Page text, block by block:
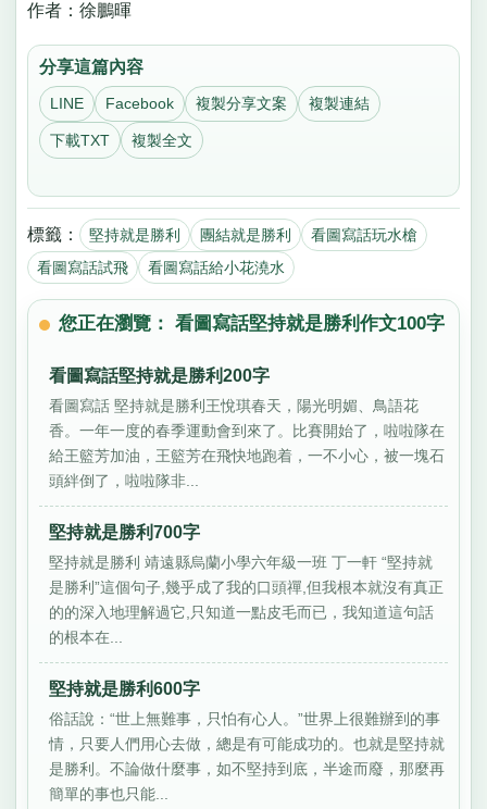
作者：徐鵬暉
分享這篇內容
LINE Facebook 複製分享文案 複製連結
下載TXT 複製全文
標籤： 堅持就是勝利 團結就是勝利
看圖寫話玩水槍
看圖寫話試飛
看圖寫話給小花澆水
您正在瀏覽： 看圖寫話堅持就是勝利作文100字
看圖寫話堅持就是勝利200字
看圖寫話 堅持就是勝利王悅琪春天，陽光明媚、鳥語花
香。一年一度的春季運動會到來了。比賽開始了，啦啦隊在
給王籃芳加油，王籃芳在飛快地跑着，一不小心，被一塊石
頭絆倒了，啦啦隊非...
堅持就是勝利700字
堅持就是勝利 靖遠縣烏蘭小學六年級一班 丁一軒 “堅持就
是勝利”這個句子,幾乎成了我的口頭禪,但我根本就沒有真正
的的深入地理解過它,只知道一點皮毛而已，我知道這句話
的根本在...
堅持就是勝利600字
俗話說：“世上無難事，只怕有心人。”世界上很難辦到的事
情，只要人們用心去做，總是有可能成功的。也就是堅持就
是勝利。不論做什麼事，如不堅持到底，半途而廢，那麼再
簡單的事也只能...